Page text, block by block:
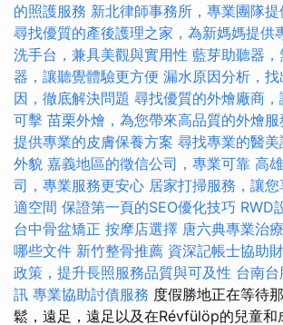
的照護服務 新北律師事務所，專業團隊
尋找優質的產後護理之家，為新媽媽提供
洗手台，兼具美觀與實用性 藍芽助聽器
器，讓聽覺體驗更方便 漏水原因分析，
因，徹底解決問題 尋找優質的外燴廠商
可擊 苗栗外燴，為您帶來高品質的外燴服
提供專業的皮膚保養方案 尋找專業的醫
外貌 嘉義地區的徵信公司，專業可靠 高
司，專業服務更安心 居家打掃服務，讓
適空間 保證第一頁的SEO優化技巧 RWD
台中骨盆矯正 按摩店選擇 唐六典專業治療
哪些文件 新竹整骨推薦 資深記帳士協助
政策，提升長照服務品質與可及性 台南
訊 專業協助討債服務 度假勝地正在等待
鬆，遠足，遠足以及在Révfülöp的兒童和